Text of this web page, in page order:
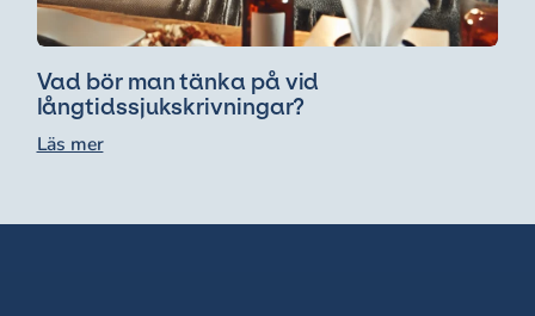
Vad bör man tänka på vid
långtidssjukskrivningar?
Läs mer